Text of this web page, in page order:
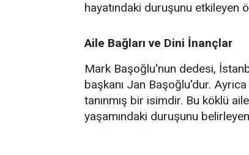
hayatındaki duruşunu etkileyen
Aile Bağları ve Dini İnançlar
Mark Başoğlu'nun dedesi,
başkanı Jan Başoğlu'dur.
tanınmış bir isimdir. Bu köklü
yaşamındaki duruşunu